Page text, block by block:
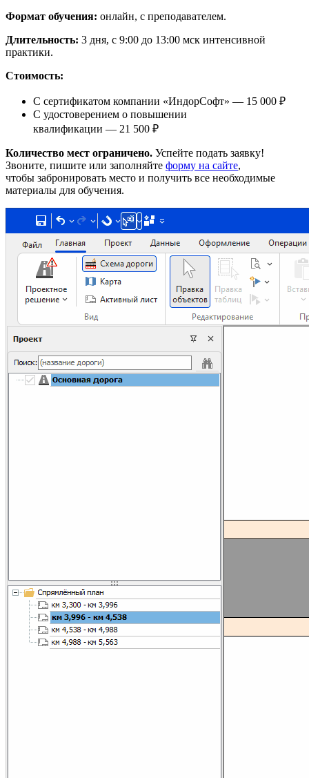
Формат обучения: онлайн, с преподавателем.
Длительность: 3 дня, с 9:00 до 13:00 мск интенсивной
практики.
Стоимость:
С сертификатом компании «ИндорСофт» — 15 000 ₽
С удостоверением о повышении
квалификации — 21 500 ₽
Количество мест ограничено. Успейте подать заявку!
Звоните, пишите или заполняйте форму на сайте,
чтобы забронировать место и получить все необходимые
материалы для обучения.